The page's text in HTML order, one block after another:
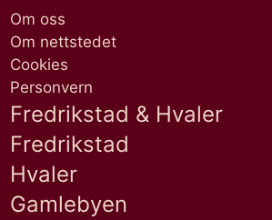
Om oss
Om nettstedet
Cookies
Personvern
Fredrikstad & Hvaler
Fredrikstad
Hvaler
Gamlebyen